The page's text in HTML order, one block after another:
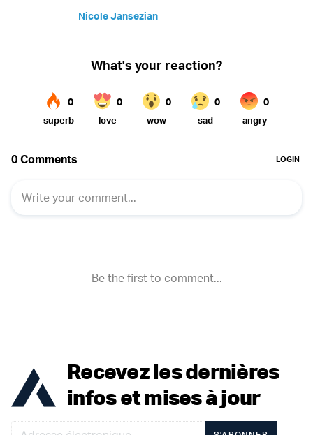
Nicole Jansezian
Recevez les dernières
infos et mises à jour